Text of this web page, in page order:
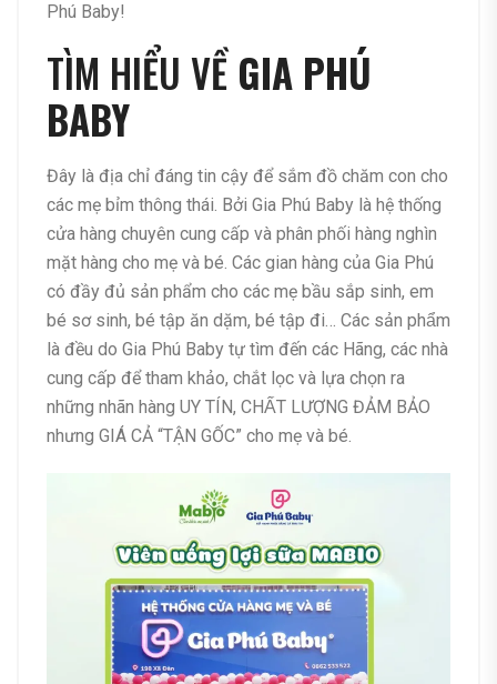
Phú Baby!
TÌM HIỂU VỀGIA PHÚ
BABY
Đây là địa chỉ đáng tin cậy để sắm đồ chăm con cho
các mẹ bỉm thông thái. Bởi Gia Phú Baby là hệ thống
cửa hàng chuyên cung cấp và phân phối hàng nghìn
mặt hàng cho mẹ và bé. Các gian hàng của Gia Phú
có đầy đủ sản phẩm cho các mẹ bầu sắp sinh, em
bé sơ sinh, bé tập ăn dặm, bé tập đi… Các sản phẩm
là đều do Gia Phú Baby tự tìm đến các Hãng, các nhà
cung cấp để tham khảo, chắt lọc và lựa chọn ra
những nhãn hàng UY TÍN, CHẤT LƯỢNG ĐẢM BẢO
nhưng GIÁ CẢ “TẬN GỐC” cho mẹ và bé.